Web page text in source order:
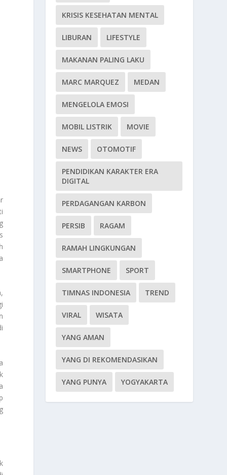
KRISIS KESEHATAN MENTAL
LIBURAN LIFESTYLE
MAKANAN PALING LAKU
MARC MARQUEZ MEDAN
MENGELOLA EMOSI
MOBIL LISTRIK MOVIE
NEWS OTOMOTIF
PENDIDIKAN KARAKTER ERA
DIGITAL
PERDAGANGAN KARBON
PERSIB RAGAM
RAMAH LINGKUNGAN
SMARTPHONE SPORT
TIMNAS INDONESIA TREND
VIRAL WISATA
YANG AMAN
YANG DI REKOMENDASIKAN
YANG PUNYA YOGYAKARTA